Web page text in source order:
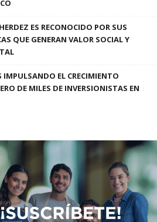
ES RECONOCIDO POR SUS
QUE GENERAN VALOR SOCIAL Y
IMPULSANDO EL CRECIMIENTO
DE MILES DE INVERSIONISTAS EN